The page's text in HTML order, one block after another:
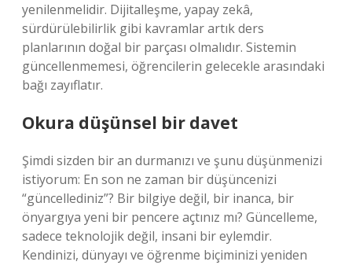
yenilenmelidir. Dijitalleşme, yapay zekâ,
sürdürülebilirlik gibi kavramlar artık ders
planlarının doğal bir parçası olmalıdır. Sistemin
güncellenmemesi, öğrencilerin gelecekle arasındaki
bağı zayıflatır.
Okura düşünsel bir davet
Şimdi sizden bir an durmanızı ve şunu düşünmenizi
istiyorum: En son ne zaman bir düşüncenizi
“güncellediniz”? Bir bilgiye değil, bir inanca, bir
önyargıya yeni bir pencere açtınız mı? Güncelleme,
sadece teknolojik değil, insani bir eylemdir.
Kendinizi, dünyayı ve öğrenme biçiminizi yeniden